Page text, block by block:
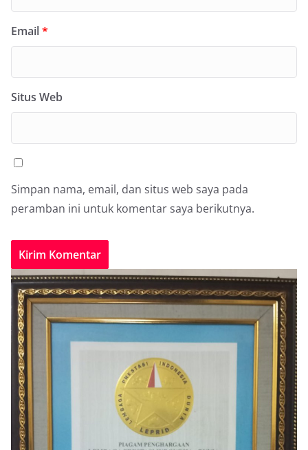
Email*
Situs Web
Simpan nama, email, dan situs web saya pada
peramban ini untuk komentar saya berikutnya.